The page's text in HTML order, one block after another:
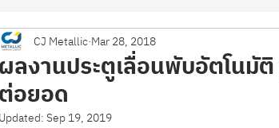
าย-ตะแกรง ผลงานโฟลดิ้งเกท
ผลงานประตูเลื่อนพับอัตโนมั
ต่อยอด
CJ Metallic Mar 28, 2018
Updated: Sep 19, 2019